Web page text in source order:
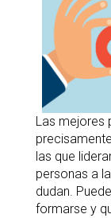
Las mejores
las que
personas a
dudan.
formarse y